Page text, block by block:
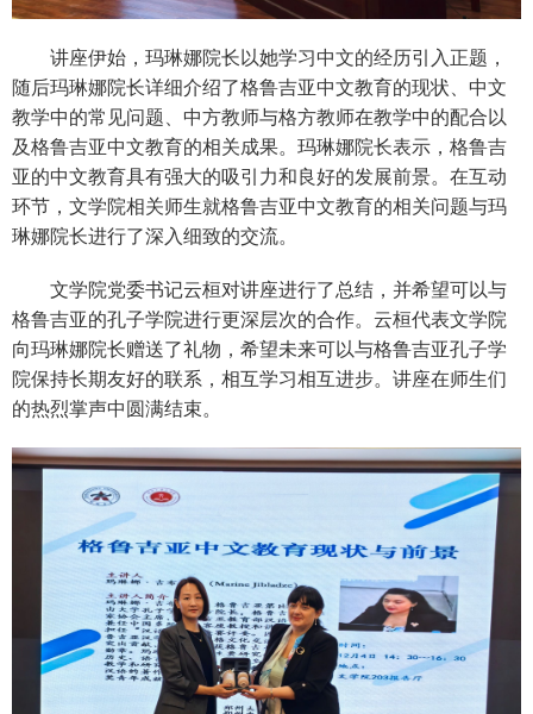
讲座伊始，玛琳娜院长以她学习中文的经历引入正题，
随后玛琳娜院长详细介绍了格鲁吉亚中文教育的现状、中文
教学中的常见问题、中方教师与格方教师在教学中的配合以
及格鲁吉亚中文教育的相关成果。玛琳娜院长表示，格鲁吉
亚的中文教育具有强大的吸引力和良好的发展前景。在互动
环节，文学院相关师生就格鲁吉亚中文教育的相关问题与玛
琳娜院长进行了深入细致的交流。
文学院党委书记云桓对讲座进行了总结，并希望可以与
格鲁吉亚的孔子学院进行更深层次的合作。云桓代表文学院
向玛琳娜院长赠送了礼物，希望未来可以与格鲁吉亚孔子学
院保持长期友好的联系，相互学习相互进步。讲座在师生们
的热烈掌声中圆满结束。